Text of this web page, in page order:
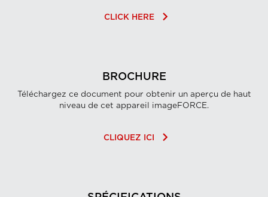
CLICK HERE keyboard_arrow_right
BROCHURE
Téléchargez ce document pour obtenir un aperçu de haut
niveau de cet appareil imageFORCE.
CLIQUEZ ICI keyboard_arrow_right